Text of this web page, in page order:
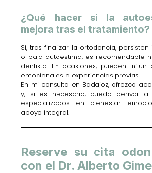
¿Qué hacer si la
mejora tras el tratamiento?
Si, tras finalizar la ortodoncia, persisten
o baja autoestima, es recomendable
dentista. En ocasiones, pueden influir
emocionales o experiencias previas.
En mi consulta en Badajoz, ofrezco
y, si es necesario, puedo derivar a
especializados en bienestar
apoyo integral.
Reserve su cita
con el Dr. Alberto